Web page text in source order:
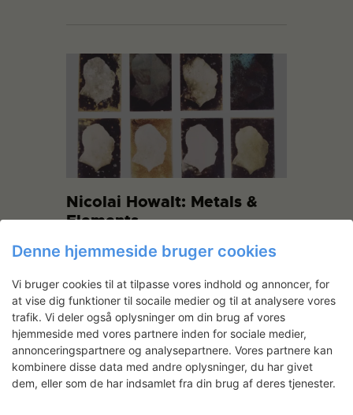
Nicolai Howalt: Metals &
Elements
13.09.2016 Billedkunst, Visual Arts
kunstnerisk projekt? I mørkekammeret
arbejder billedkunstner, Nicolai Howalt,
på en ny serie af værker, der metodisk
placerer sig mellem ætsning og
fotografisk proces. Han arbejder frem
mod udstillingen,Metals & Elements ,
der åbner i Viborg Kunsthal i december
Denne hjemmeside bruger cookies
Vi bruger cookies til at tilpasse vores indhold og annoncer, for
at vise dig funktioner til socaile medier og til at analysere vores
trafik. Vi deler også oplysninger om din brug af vores
hjemmeside med vores partnere inden for sociale medier,
annonceringspartnere og analysepartnere. Vores partnere kan
kombinere disse data med andre oplysninger, du har givet
dem, eller som de har indsamlet fra din brug af deres tjenester.